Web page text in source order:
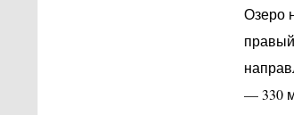
Озеро
— 330